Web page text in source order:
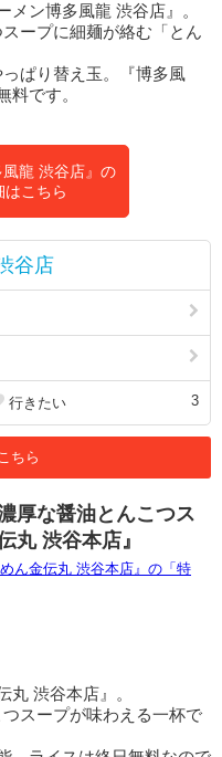
ン博多風龍 渋谷店』。
ープに細麺が絡む「とん
ぱり替え玉。『博多風
料です。
風龍 渋谷店』の
はこちら
谷店
行きたい 3
ちら
厚な醤油とんこつス
丸 渋谷本店』
丸 渋谷本店』。
スープが味わえる一杯で